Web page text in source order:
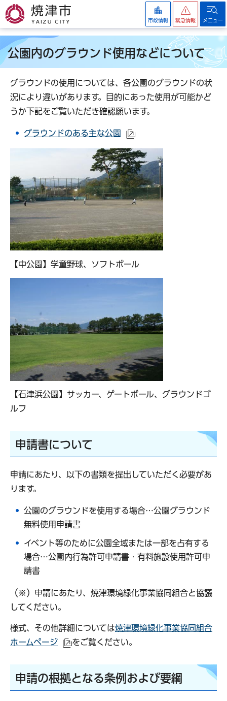
焼津市
市政情報 緊急情報 メニュー
公園内のグラウンド使用などについて
グラウンドの使用については、各公園のグラウンドの状
況により違いがあります。目的にあった使用が可能かど
うか下記をご覧いただき確認願います。
グラウンドのある主な公園
【中公園】学童野球、ソフトボール
【石津浜公園】サッカー、ゲートボール、グラウンドゴ
ルフ
申請書について
申請にあたり、以下の書類を提出していただく必要があ
ります。
公園のグラウンドを使用する場合…公園グラウンド
無料使用申請書
イベント等のために公園全域または一部を占有する
場合…公園内行為許可申請書・有料施設使用許可申
請書
（※）申請にあたり、焼津環境緑化事業協同組合と協議
してください。
様式、その他詳細については焼津環境緑化事業協同組合
ホームページ
（外部サイトへリンク）
をご覧ください。
申請の根拠となる条例および要綱